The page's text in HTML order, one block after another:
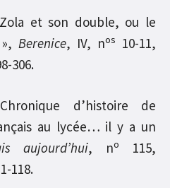
et son double, ou le
Berenice, IV, nos
10-11,
306.
d’histoire de
au lycée… il y a un
aujourd’hui, no
115,
118.